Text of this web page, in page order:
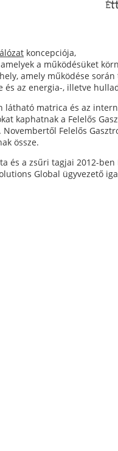
koncepciója,
a működésüket
amely működése
az energia-, illetve
matrica és az
kaphatnak a Felelős
Felelős
össze.
a zsűri tagjai 2012-ben
Global ügyvezető